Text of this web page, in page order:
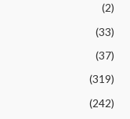
(2)
(33)
(37)
(319)
(242)